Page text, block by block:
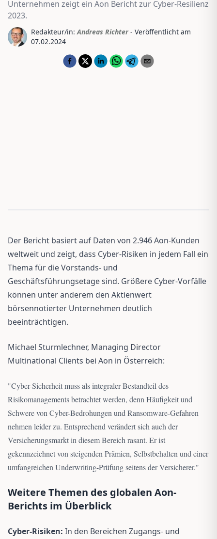
Unternehmen zeigt ein Aon Bericht zur Cyber-Resilienz
2023.
Redakteur/in: Andreas Richter - Veröffentlicht am
07.02.2024
Der Bericht basiert auf Daten von 2.946 Aon-Kunden
weltweit und zeigt, dass Cyber-Risiken in jedem Fall ein
Thema für die Vorstands- und
Geschäftsführungsetage sind. Größere Cyber-Vorfälle
können unter anderem den Aktienwert
börsennotierter Unternehmen deutlich
beeinträchtigen.
Michael Sturmlechner, Managing Director
Multinational Clients bei Aon in Österreich:
"Cyber-Sicherheit muss als integraler Bestandteil des
Risikomanagements betrachtet werden, denn Häufigkeit und
Schwere von Cyber-Bedrohungen und Ransomware-Gefahren
nehmen leider zu. Entsprechend verändert sich auch der
Versicherungsmarkt in diesem Bereich rasant. Er ist
gekennzeichnet von steigenden Prämien, Selbstbehalten und einer
umfangreichen Underwriting-Prüfung seitens der Versicherer."
Weitere Themen des globalen Aon-
Berichts im Überblick
Cyber-Risiken: In den Bereichen Zugangs- und